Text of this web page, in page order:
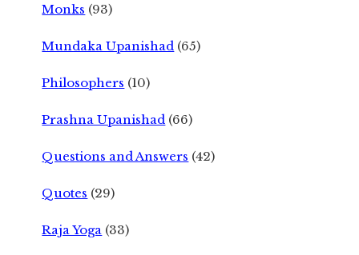
Monks (93)
Mundaka Upanishad (65)
Philosophers (10)
Prashna Upanishad (66)
Questions and Answers (42)
Quotes (29)
Raja Yoga (33)